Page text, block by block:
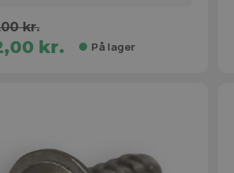
kr.
kr. På lager